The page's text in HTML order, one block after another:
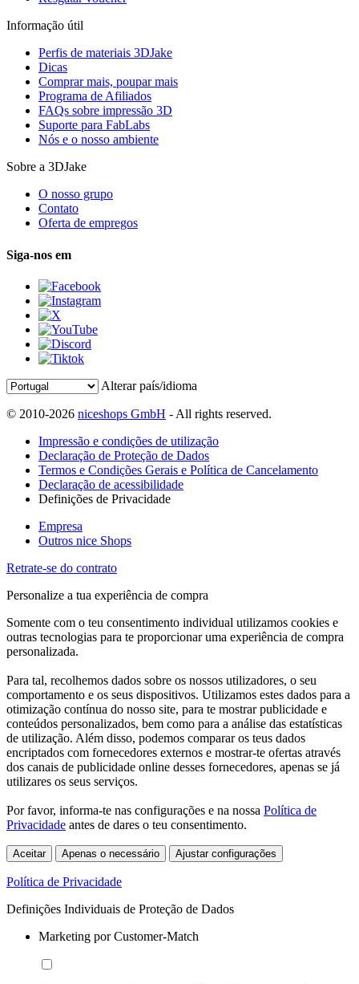
Informação útil
Perfis de materiais 3DJake
Dicas
Comprar mais, poupar mais
Programa de Afiliados
FAQs sobre impressão 3D
Suporte para FabLabs
Nós e o nosso ambiente
Sobre a 3DJake
O nosso grupo
Contato
Oferta de empregos
Siga-nos em
Alterar país/idioma
© 2010-2026 niceshops GmbH - All rights reserved.
Impressão e condições de utilização
Declaração de Proteção de Dados
Termos e Condições Gerais e Política de Cancelamento
Declaração de acessibilidade
Definições de Privacidade
Empresa
Outros nice Shops
Retrate-se do contrato
Personalize a tua experiência de compra
Somente com o teu consentimento individual utilizamos cookies e
outras tecnologias para te proporcionar uma experiência de compra
personalizada.
Para tal, recolhemos dados sobre os nossos utilizadores, o seu
comportamento e os seus dispositivos. Utilizamos estes dados para a
otimização contínua do nosso site, para te mostrar publicidade e
conteúdos personalizados, bem como para a análise das estatísticas
de utilização. Além disso, podemos comparar os teus dados
encriptados com fornecedores externos e mostrar-te ofertas através
dos canais de publicidade online desses fornecedores, apenas se já
utilizares os seus serviços.
Por favor, informa-te nas configurações e na nossa Política de
Privacidade antes de dares o teu consentimento.
Aceitar Apenas o necessário Ajustar configurações
Política de Privacidade
Definições Individuais de Proteção de Dados
Marketing por Customer-Match